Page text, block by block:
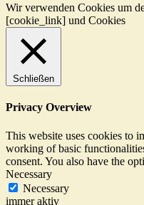
Wir verwenden Cookies um
[cookie_link] und Cookies
Schließen
Privacy Overview
This website uses cookies to
working of basic
consent. You also have the
Necessary
Necessary
immer aktiv